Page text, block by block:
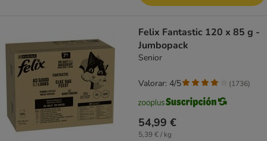
Felix Fantastic 120 x 85 g -
Jumbopack
Senior
54,99 €
5,39 € / kg
Valorar: 4/5 (1736)